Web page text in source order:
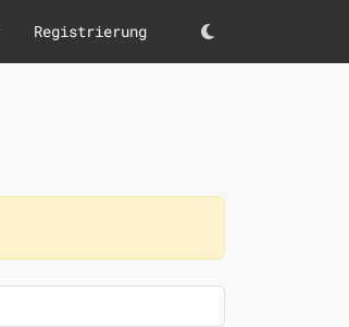
Registrierung Darkmode